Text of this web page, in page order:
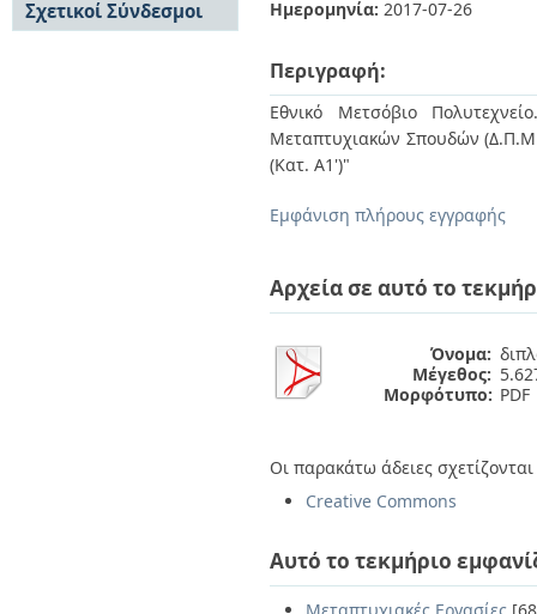
Ημερομηνία: 2017-07-26
Περιγραφή:
Εθνικό Μετσόβιο
Μεταπτυχιακών Σπουδών
(Κατ. Α1')"
Εμφάνιση πλήρους εγγραφής
Αρχεία σε αυτό το
Όνομα:
Μέγεθος:
Μορφότυπο: PDF
Οι παρακάτω άδειες
Creative Commons
Αυτό το τεκμήριο
Τίτλοι
Θέματα
Οδηγίες Χρήσης ΙΑ
Συχνές Ερωτήσεις
Σχετικοί Σύνδεσμοι